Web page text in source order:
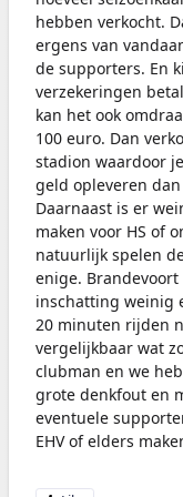
hebben verkocht.
ergens van
de supporters. En
verzekeringen
kan het ook
100 euro. Dan
stadion waardoor
geld opleveren
Daarnaast is er
maken voor HS of
natuurlijk spelen
enige.
inschatting weinig
20 minuten rijden
vergelijkbaar wat
clubman en we
grote denkfout en
eventuele
EHV of elders